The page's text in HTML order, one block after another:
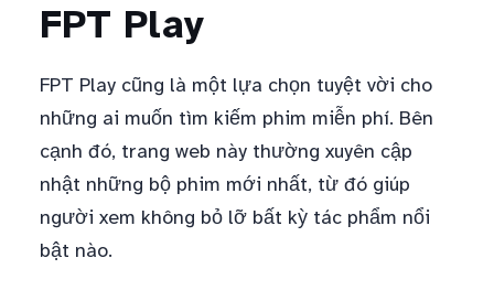
FPT Play
FPT Play cũng là một lựa chọn tuyệt vời cho
những ai muốn tìm kiếm phim miễn phí. Bên
cạnh đó, trang web này thường xuyên cập
nhật những bộ phim mới nhất, từ đó giúp
người xem không bỏ lỡ bất kỳ tác phẩm nổi
bật nào.